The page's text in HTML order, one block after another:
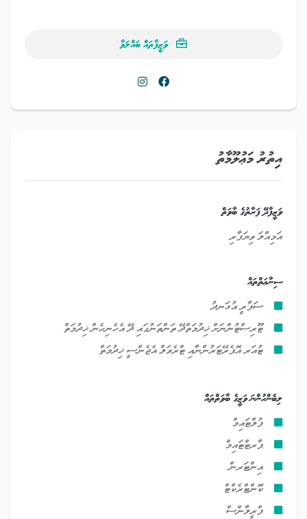
ވަޒީފާތައް ބައްލަވާ
އިތުރު މަޢުލޫމާތު
ވަޒީފާދޭ ފަރާތުގެ ބާވަތް
އަމިއްލަ ވިޔަފާރި
ސިނާޢަތްތައް
ސަފާރީ އުޅަނދު
ޓޫރިސްޓުންނަށް ޚިދުމަތްދޭ ތަންތަނުގައި ދޭ އެހެނިހެން ޚިދުމަތް
ޓުއަރ އޮޕެރޭޓަރުންނާއި ޓްރެވަލް އެޖެންސީ ޚިދުމަތް
ލިބެންހުންނަ ވަޒީގެ ބާވަތްތައް
ފުލްޓައިމް
ޕާރޓްޓައިމް
އިންޓަރން
ކޮންޓްރެކްޓް
ފްރީލާންސް